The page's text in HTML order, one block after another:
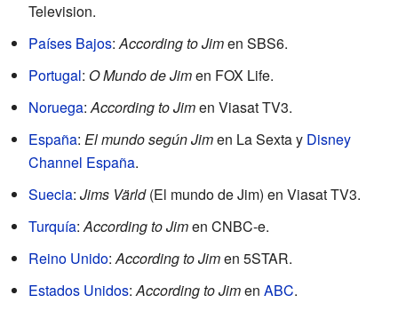
Television.
Países Bajos:According to Jimen SBS6.
Portugal: O Mundo de Jimen FOX Life.
Noruega:According to Jimen Viasat TV3.
España: El mundo según Jimen La Sexta y Disney
Channel España.
Suecia: Jims Värld(El mundo de Jim) en Viasat TV3.
Turquía:According to Jimen CNBC-e.
Reino Unido:According to Jimen 5STAR.
Estados Unidos:According to Jimen ABC.